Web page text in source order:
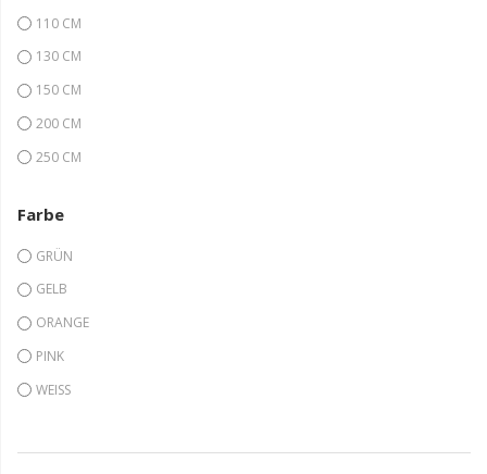
110 CM
130 CM
150 CM
200 CM
250 CM
Farbe
GRÜN
GELB
ORANGE
PINK
WEISS